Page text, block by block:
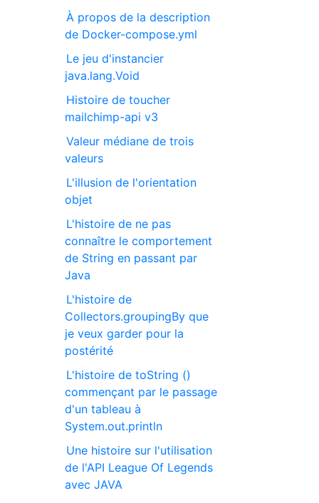
À propos de la description
de Docker-compose.yml
Le jeu d'instancier
java.lang.Void
Histoire de toucher
mailchimp-api v3
Valeur médiane de trois
valeurs
L'illusion de l'orientation
objet
L'histoire de ne pas
connaître le comportement
de String en passant par
Java
L'histoire de
Collectors.groupingBy que
je veux garder pour la
postérité
L'histoire de toString ()
commençant par le passage
d'un tableau à
System.out.println
Une histoire sur l'utilisation
de l'API League Of Legends
avec JAVA